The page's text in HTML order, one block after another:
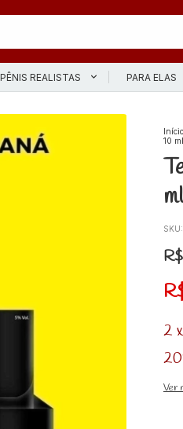
REALISTAS PARA ELAS
Início
10 ml
ml
SKU:
2 x
Ver